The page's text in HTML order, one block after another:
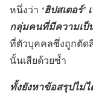
หนึ่งว่า ‘ฮิปสเตอร์’
กลุ่มคนที่มีความเป็
ที่ตัวบุคคลซึ่งถูกตัด
นั้นเสียด้วยซ้ำ
ทั้งยังหาข้อสรุปไม่